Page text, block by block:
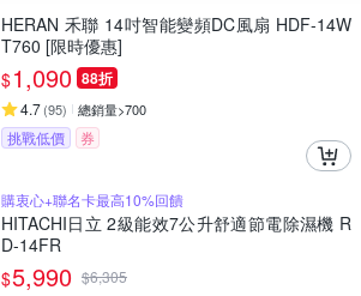
HERAN 禾聯 14吋智能變頻DC風扇 HDF-14W
T760 [限時優惠]
$1,090 88折
4.7(95) 總銷量>700
挑戰低價 券
購衷心+聯名卡最高10%回饋
HITACHI日立 2級能效7公升舒適節電除濕機 R
D-14FR
$5,990 $6,305